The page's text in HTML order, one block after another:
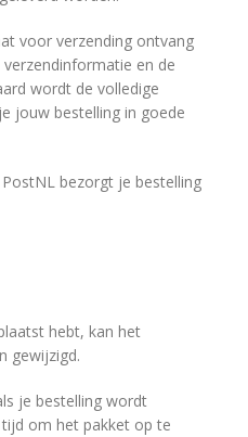
voor verzending ontvang
en de
wordt de volledige
jouw bestelling in goede
bezorgt je bestelling
hebt, kan het
gewijzigd.
je bestelling wordt
om het pakket op te